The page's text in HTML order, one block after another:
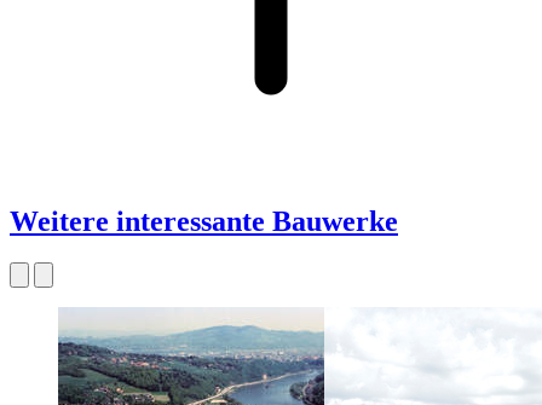
Weitere interessante Bauwerke